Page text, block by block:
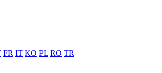
FR IT KO PL RO TR